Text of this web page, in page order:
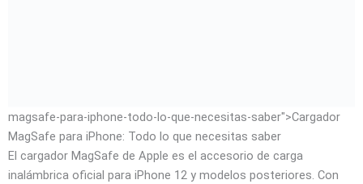
magsafe-para-iphone-todo-lo-que-necesitas-saber">Cargador
MagSafe para iPhone: Todo lo que necesitas saber
El cargador MagSafe de Apple es el accesorio de carga
inalámbrica oficial para iPhone 12 y modelos posteriores. Con